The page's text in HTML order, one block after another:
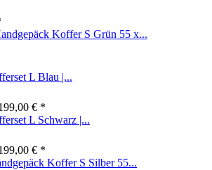
Koffer S Grün 55 x...
L Blau |...
€ *
L Schwarz |...
€ *
Koffer S Silber 55...